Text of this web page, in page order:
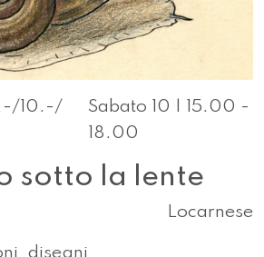
10.-/
Sabato 10 | 15.00 -
18.00
sotto la lente
Locarnese